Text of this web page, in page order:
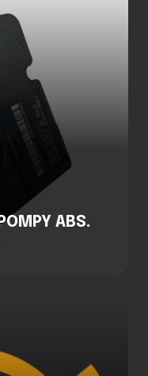
ABS.